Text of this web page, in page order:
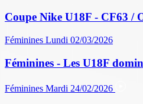
Coupe Nike U18F - CF63 /
Féminines Lundi 02/03/2026
Féminines - Les U18F
Féminines Mardi 24/02/2026